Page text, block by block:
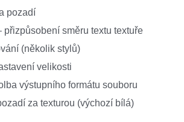
pozadí
přizpůsobení směru textu textuře
(několik stylů)
velikosti
výstupního formátu souboru
za texturou (výchozí bílá)